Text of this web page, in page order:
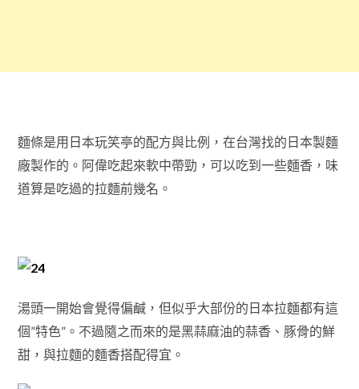
麵條是用日本玩笑亭的配方與比例，在台灣找的日本製麵
廠製作的。阿偉吃起來軟中帶勁，可以吃到一些麵香，味
道算是吃過的拉麵前幾名。
湯頭一開始會覺得偏鹹，但似乎大部份的日本拉麵都有這
個”特色”。不過隨之而來的是黑蒜麻油的蒜香、豚骨的鮮
甜，與拉麵的麵香搭配得宜。